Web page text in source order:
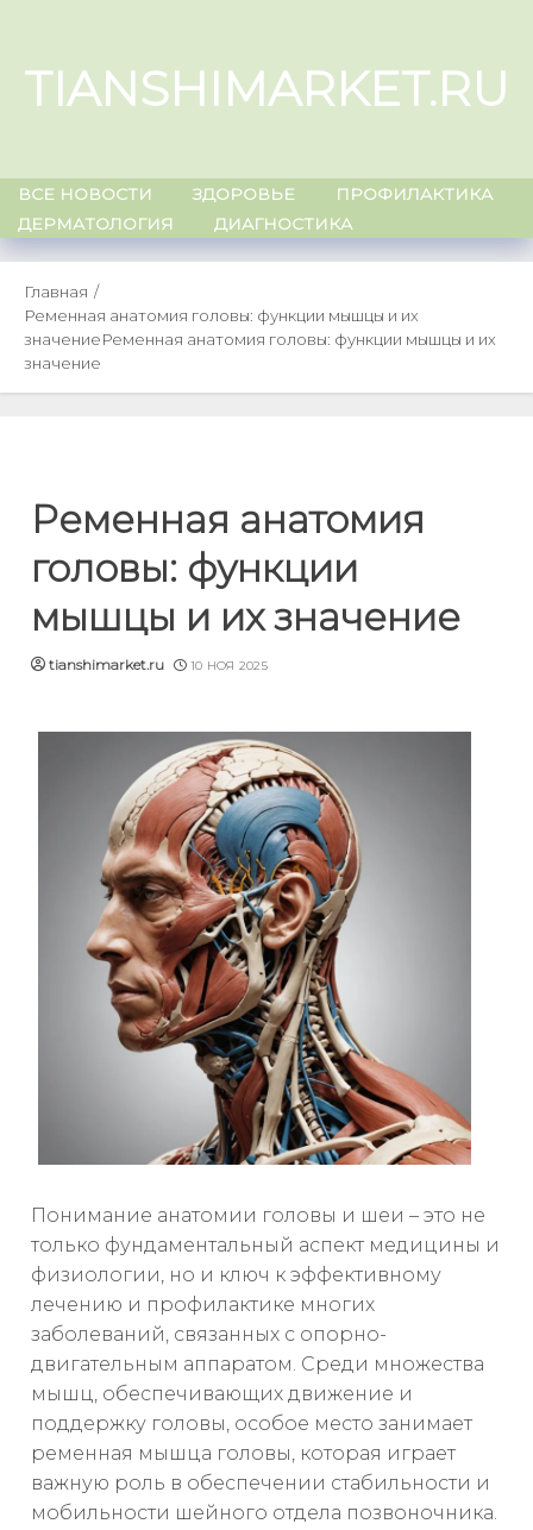
content
TIANSHIMARKET.RU
ВСЕ НОВОСТИ ЗДОРОВЬЕ
ПРОФИЛАКТИКА
ДЕРМАТОЛОГИЯ
ДИАГНОСТИКА
Главная
Ременная анатомия головы: функции мышцы и их
значениеРеменная анатомия головы: функции мышцы и их
значение
Ременная анатомия
головы: функции
мышцы и их значение
tianshimarket.ru 10 НОЯ 2025
Понимание анатомии головы и шеи – это не
только фундаментальный аспект медицины и
физиологии, но и ключ к эффективному
лечению и профилактике многих
заболеваний, связанных с опорно-
двигательным аппаратом. Среди множества
мышц, обеспечивающих движение и
поддержку головы, особое место занимает
ременная мышца головы, которая играет
важную роль в обеспечении стабильности и
мобильности шейного отдела позвоночника.